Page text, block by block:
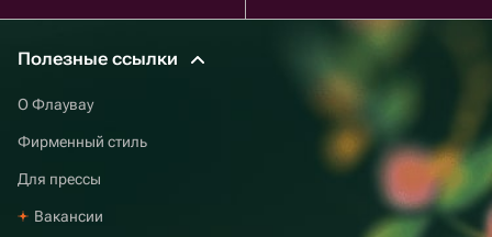
Полезные ссылки
О Флаувау
Фирменный стиль
Для прессы
Вакансии